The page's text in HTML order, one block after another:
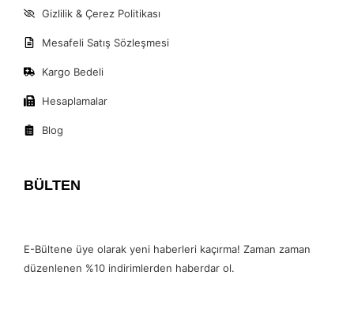
Gizlilik & Çerez Politikası
Mesafeli Satış Sözleşmesi
Kargo Bedeli
Hesaplamalar
Blog
BÜLTEN
E-Bültene üye olarak yeni haberleri kaçırma! Zaman zaman
düzenlenen %10 indirimlerden haberdar ol.